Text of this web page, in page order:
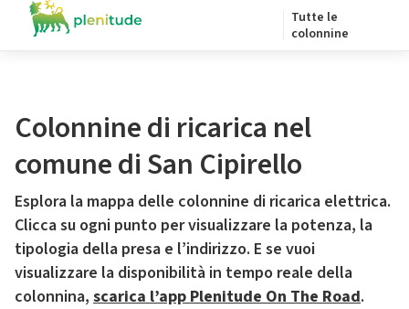
Tutte le
colonnine
Colonnine di ricarica nel
comune di San Cipirello
Esplora la mappa delle colonnine di ricarica elettrica.
Clicca su ogni punto per visualizzare la potenza, la
tipologia della presa e l’indirizzo. E se vuoi
visualizzare la disponibilità in tempo reale della
colonnina, scarica l’app Plenitude On The Road.